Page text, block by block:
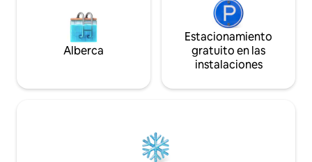
Alberca
Estacionamiento
gratuito en las
instalaciones